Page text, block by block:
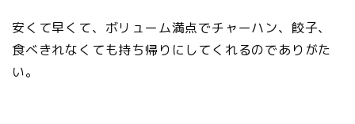
安くて早くて、ボリューム満点でチャーハン、餃子、
食べきれなくても持ち帰りにしてくれるのでありがた
い。